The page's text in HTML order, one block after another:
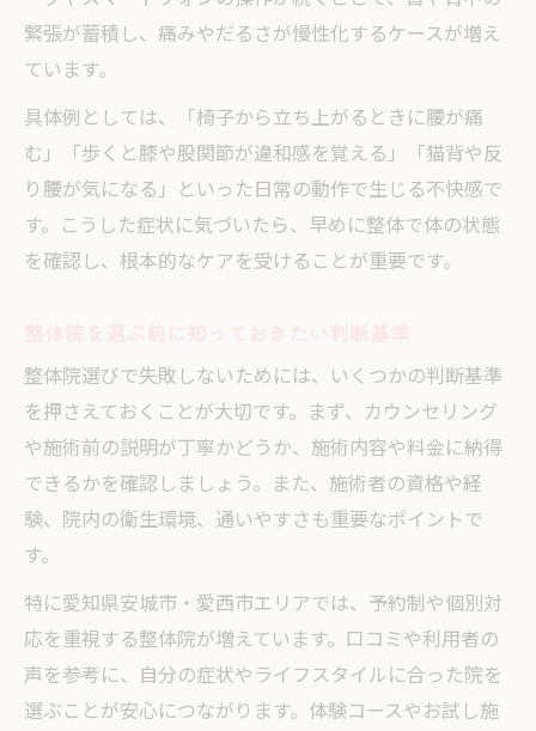
緊張が蓄積し、痛みやだるさが慢性化するケースが増え
ています。
具体例としては、「椅子から立ち上がるときに腰が痛
む」「歩くと膝や股関節が違和感を覚える」「猫背や反
り腰が気になる」といった日常の動作で生じる不快感で
す。こうした症状に気づいたら、早めに整体で体の状態
を確認し、根本的なケアを受けることが重要です。
整体院選びで失敗しないためには、いくつかの判断基準
を押さえておくことが大切です。まず、カウンセリング
や施術前の説明が丁寧かどうか、施術内容や料金に納得
できるかを確認しましょう。また、施術者の資格や経
験、院内の衛生環境、通いやすさも重要なポイントで
す。
特に愛知県安城市・愛西市エリアでは、予約制や個別対
応を重視する整体院が増えています。口コミや利用者の
声を参考に、自分の症状やライフスタイルに合った院を
選ぶことが安心につながります。体験コースやお試し施